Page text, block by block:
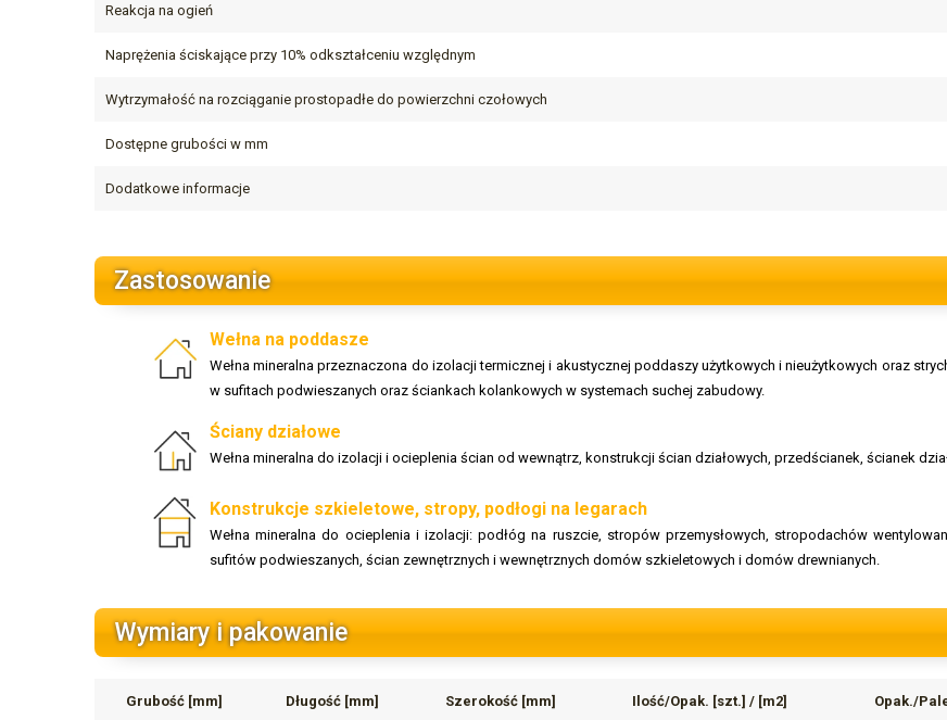
Reakcja na ogień
Naprężenia ściskające przy 10% odkształceniu względnym
Wytrzymałość na rozciąganie prostopadłe do powierzchni czołowych
Dostępne grubości w mm
Dodatkowe informacje
Zastosowanie
Wełna na poddasze
Wełna mineralna przeznaczona do izolacji termicznej i akustycznej poddaszy użytkowych i nieużytkowych oraz
w sufitach podwieszanych oraz ściankach kolankowych w systemach suchej zabudowy.
Ściany działowe
Wełna mineralna do izolacji i ocieplenia ścian od wewnątrz, konstrukcji ścian działowych, przedścianek, ścianek
Konstrukcje szkieletowe, stropy, podłogi na legarach
Wełna mineralna do ocieplenia i izolacji: podłóg na ruszcie, stropów przemysłowych, stropodachów
sufitów podwieszanych, ścian zewnętrznych i wewnętrznych domów szkieletowych i domów drewnianych.
Wymiary i pakowanie
Grubość [mm] Długość [mm] Szerokość [mm] Ilość/Opak. [szt.] / [m2] Opak./